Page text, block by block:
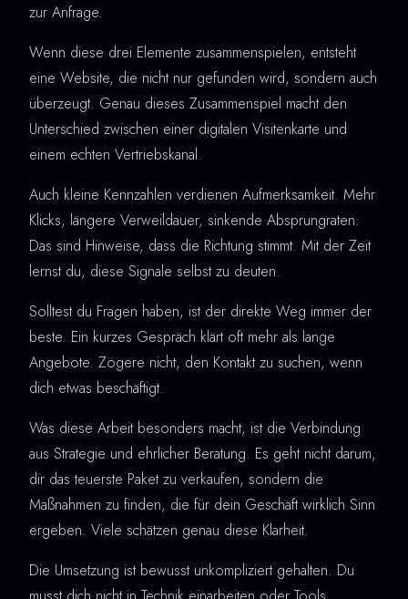
zur Anfrage.
Wenn diese drei Elemente zusammenspielen, entsteht
eine Website, die nicht nur gefunden wird, sondern auch
überzeugt. Genau dieses Zusammenspiel macht den
Unterschied zwischen einer digitalen Visitenkarte und
einem echten Vertriebskanal.
Auch kleine Kennzahlen verdienen Aufmerksamkeit. Mehr
Klicks, längere Verweildauer, sinkende Absprungraten:
Das sind Hinweise, dass die Richtung stimmt. Mit der Zeit
lernst du, diese Signale selbst zu deuten.
Solltest du Fragen haben, ist der direkte Weg immer der
beste. Ein kurzes Gespräch klärt oft mehr als lange
Angebote. Zögere nicht, den Kontakt zu suchen, wenn
dich etwas beschäftigt.
Was diese Arbeit besonders macht, ist die Verbindung
aus Strategie und ehrlicher Beratung. Es geht nicht darum,
dir das teuerste Paket zu verkaufen, sondern die
Maßnahmen zu finden, die für dein Geschäft wirklich Sinn
ergeben. Viele schätzen genau diese Klarheit.
Die Umsetzung ist bewusst unkompliziert gehalten. Du